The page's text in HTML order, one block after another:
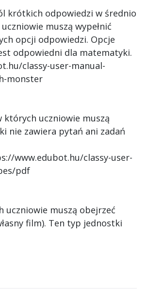
krótkich odpowiedzi w średnio
muszą wypełnić
opcji odpowiedzi. Opcje
odpowiedni dla matematyki.
classy-user-manual-
monster
uczniowie muszą
nie zawiera pytań ani zadań
www.edubot.hu/classy-user-
pdf
uczniowie muszą obejrzeć
film). Ten typ jednostki